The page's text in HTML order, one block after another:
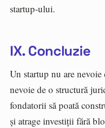
startup-ului.
IX. Concluzie
Un startup nu are
nevoie de o structură
fondatorii să poată
și atrage investiții fără